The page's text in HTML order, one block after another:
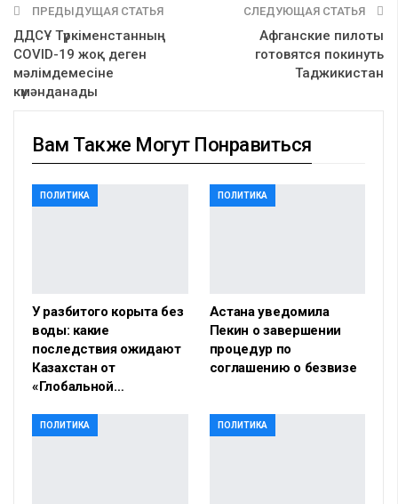
ПРЕДЫДУЩАЯ СТАТЬЯ
ДДСҰ Түркіменстанның
COVID-19 жоқ деген
мәлімдемесіне
күмәнданады
СЛЕДУЮЩАЯ СТАТЬЯ
Афганские пилоты
готовятся покинуть
Таджикистан
Вам Также Могут Понравиться
ПОЛИТИКА
У разбитого корыта без
воды: какие
последствия ожидают
Казахстан от
«Глобальной…
ПОЛИТИКА
Астана уведомила
Пекин о завершении
процедур по
соглашению о безвизе
ПОЛИТИКА ПОЛИТИКА